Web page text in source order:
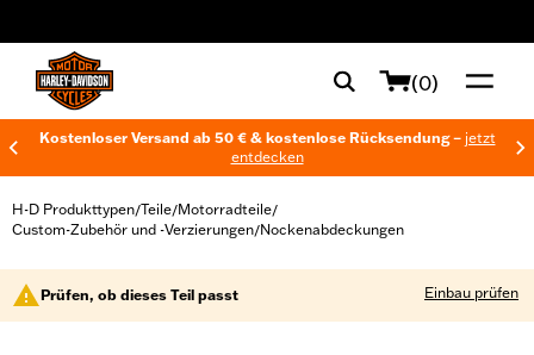
(0)
Kostenloser Versand ab 50 € & kostenlose Rücksendung – jetzt
entdecken
H-D Produkttypen/Teile/Motorradteile/
Custom-Zubehör und -Verzierungen/Nockenabdeckungen
Prüfen, ob dieses Teil passt Einbau prüfen